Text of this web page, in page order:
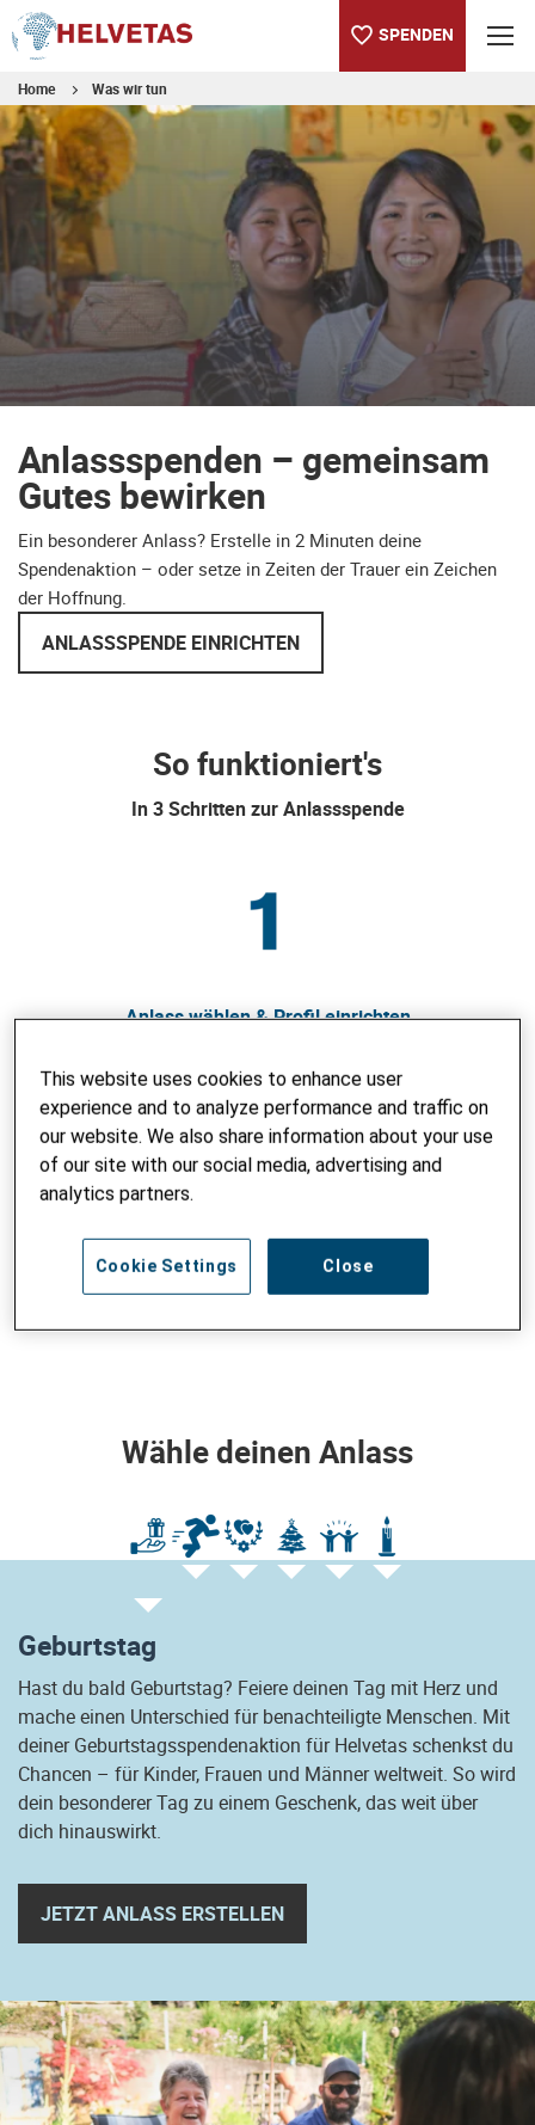
SPENDEN
Home Was wir tun
Inhaltsverzeichnis
Anlassspenden – gemeinsam Gutes bewirken
Dein Kontakt bei Fragen
Anlassspenden – gemeinsam
Gutes bewirken
Ein besonderer Anlass? Erstelle in 2 Minuten deine
Spendenaktion – oder setze in Zeiten der Trauer ein Zeichen
der Hoffnung.
ANLASSSPENDE EINRICHTEN
So funktioniert's
In 3 Schritten zur Anlassspende
Anlass wählen & Profil einrichten
Gedenken) und richte dein persönliches Spendenprofil auf
unserer Plattform (Koalect) ein.
BEISPIEL ANSCHAUEN
Wähle deinen Anlass
Geburtstag
Hast du bald Geburtstag? Feiere deinen Tag mit Herz und
mache einen Unterschied für benachteiligte Menschen. Mit
deiner Geburtstagsspendenaktion für Helvetas schenkst du
Chancen – für Kinder, Frauen und Männer weltweit. So wird
dein besonderer Tag zu einem Geschenk, das weit über
dich hinauswirkt.
JETZT ANLASS ERSTELLEN
This website uses cookies to enhance user
experience and to analyze performance and traffic on
our website. We also share information about your use
of our site with our social media, advertising and
analytics partners.
Close
Cookie Settings